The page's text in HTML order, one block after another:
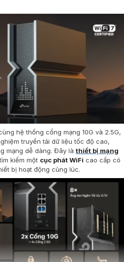
hệ thống cổng mạng 10G và 2.5G,
truyền tải dữ liệu tốc độ cao,
mạng dễ dàng. Đây là thiết bị mạng
kiếm một cục phát WiFi cao cấp có
bị hoạt động cùng lúc.